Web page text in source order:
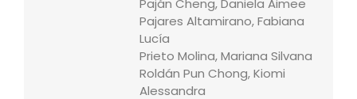
Paján Cheng, Daniela Aimee
Pajares Altamirano, Fabiana
Lucía
Prieto Molina, Mariana Silvana
Roldán Pun Chong, Kiomi
Alessandra